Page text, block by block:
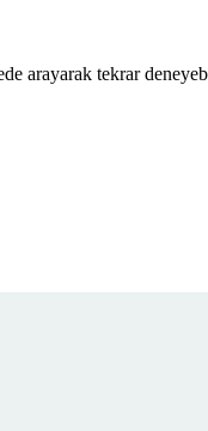
arayarak tekrar